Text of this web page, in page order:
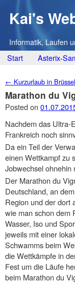
Kai's
Informatik, Laufen
Main menu
Skip
content
Start Asterix-
Post navigation
← Kurzurlaub in Brüssel
Marathon du
Posted on
Nachdem das Ultra-
Frankreich noch
Da ein Teil der
einen Wettkampf zu
Jobwechsel ohnehin
Der Marathon du
Deutschland, an
Region und der dort
wie man schon dem
Wasser, Iso und
jeweils mit einer
Schwamms beim
die Wettkämpfe in
Fest um die Läufe
beim Marathon du